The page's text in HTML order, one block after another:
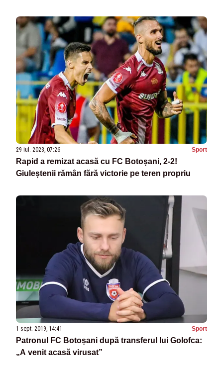
29 iul. 2023, 07:26 Sport
Rapid a remizat acasă cu FC Botoșani, 2-2!
Giuleștenii rămân fără victorie pe teren propriu
1 sept. 2019, 14:41 Sport
Patronul FC Botoșani după transferul lui Golofca:
„A venit acasă virusat”